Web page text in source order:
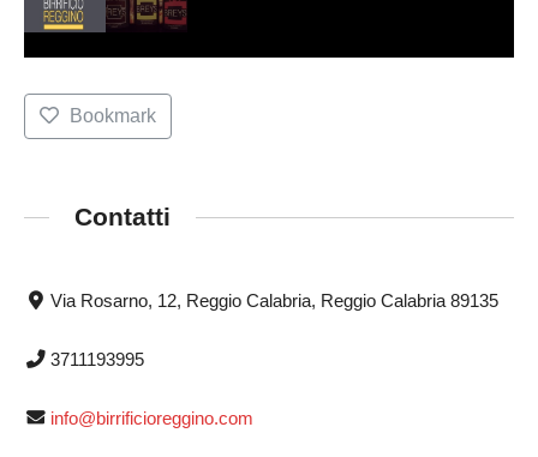
Bookmark
Contatti
Via Rosarno, 12, Reggio Calabria, Reggio Calabria 89135
3711193995
info@birrificioreggino.com